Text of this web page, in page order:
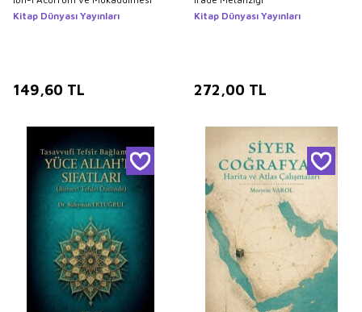
Kitap Dünyası Yayınları
149,60 TL
Kitap Dünyası Yayınları
272,00 TL